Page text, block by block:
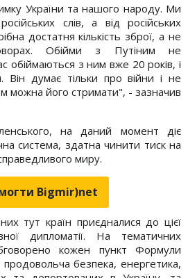
України та нашого народу. Ми
слів, а від російських
достатня кількість зброї, а не
Обійми з Путіним не
обіймаються з ним вже 20 років, і
Він думає тільки про війни і не
можна його стримати", - зазначив
на даний момент діє
система, здатна чинити тиск на
миру.
Bigmir)net
тут країн приєдналися до цієї
дипломатії. На тематичних
кожен пункт Формули
безпека, енергетика,